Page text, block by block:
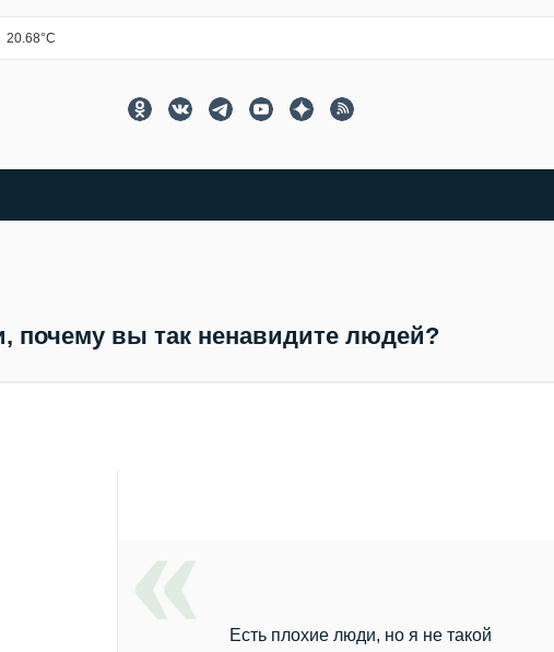
20.68°C
почему вы так ненавидите людей?
Есть плохие люди, но я не такой